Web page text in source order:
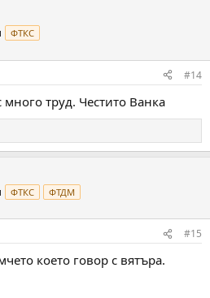
ФТКС
#14
труд. Честито Ванка
ФТКС ФТДМ
#15
което говор с вятъра.